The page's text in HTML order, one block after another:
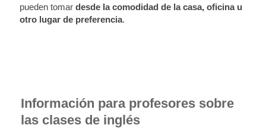
pueden tomar desde la comodidad de la casa, oficina u
otro lugar de preferencia.
Información para profesores sobre
las clases de inglés